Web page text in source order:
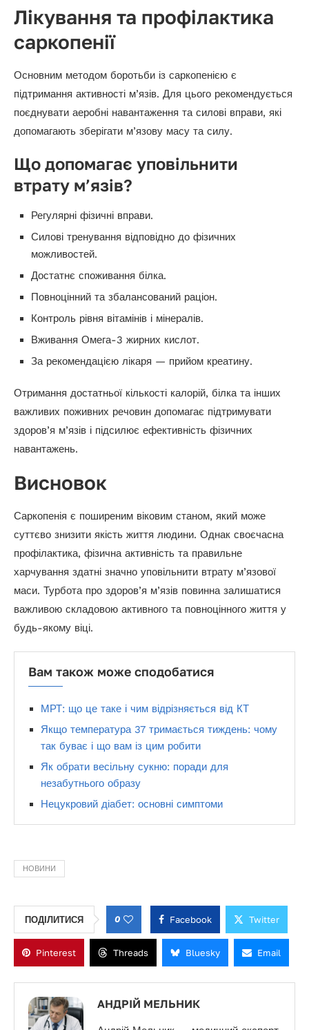
Лікування та профілактика
саркопенії
Основним методом боротьби із саркопенією є
підтримання активності м’язів. Для цього рекомендується
поєднувати аеробні навантаження та силові вправи, які
допомагають зберігати м’язову масу та силу.
Що допомагає уповільнити
втрату м’язів?
Регулярні фізичні вправи.
Силові тренування відповідно до фізичних
можливостей.
Достатнє споживання білка.
Повноцінний та збалансований раціон.
Контроль рівня вітамінів і мінералів.
Вживання Омега-3 жирних кислот.
За рекомендацією лікаря — прийом креатину.
Отримання достатньої кількості калорій, білка та інших
важливих поживних речовин допомагає підтримувати
здоров’я м’язів і підсилює ефективність фізичних
навантажень.
Висновок
Саркопенія є поширеним віковим станом, який може
суттєво знизити якість життя людини. Однак своєчасна
профілактика, фізична активність та правильне
харчування здатні значно уповільнити втрату м’язової
маси. Турбота про здоров’я м’язів повинна залишатися
важливою складовою активного та повноцінного життя у
будь-якому віці.
Вам також може сподобатися
МРТ: що це таке і чим відрізняється від КТ
Якщо температура 37 тримається тиждень: чому
так буває і що вам із цим робити
Як обрати весільну сукню: поради для
незабутнього образу
Нецукровий діабет: основні симптоми
НОВИНИ
ПОДІЛИТИСЯ 0 Facebook Twitter
Pinterest Threads Bluesky Email
АНДРІЙ МЕЛЬНИК